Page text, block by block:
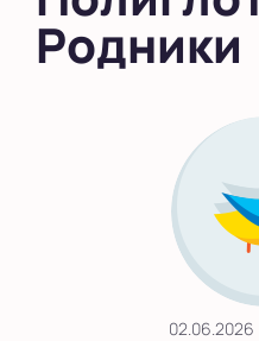
Родники
02.06.2026